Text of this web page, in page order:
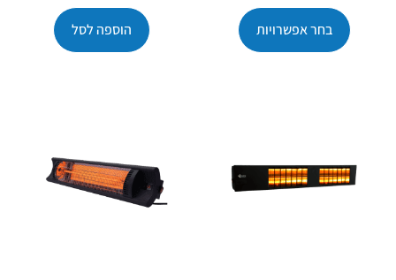
בחר אפשרויות הוספה לסל